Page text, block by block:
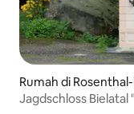
Rumah di
Jagdschloss Bielatal